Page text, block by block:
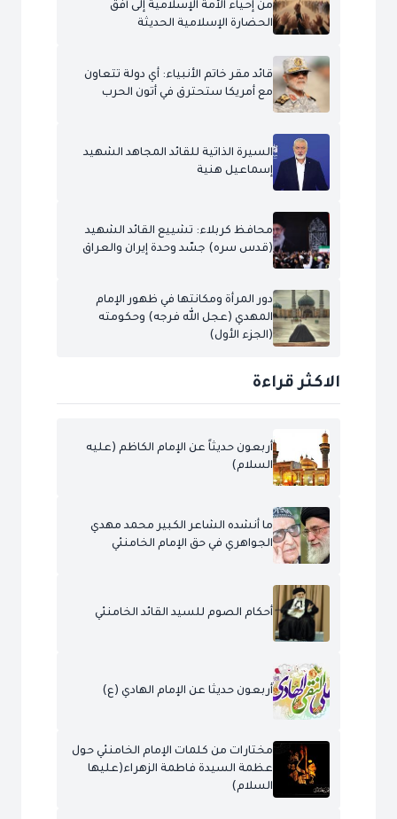
من إحياء الأمة الإسلامية إلى أفق
الحضارة الإسلامية الحديثة
قائد مقر خاتم الأنبياء: أي دولة تتعاون
مع أمريكا ستحترق في أتون الحرب
السيرة الذاتية للقائد المجاهد الشهيد
إسماعيل هنية
محافظ كربلاء: تشييع القائد الشهيد
(قدس سره) جسّد وحدة إيران والعراق
دور المرأة ومكانتها في ظهور الإمام
المهدي (عجل الله فرجه) وحكومته
(الجزء الأول)
الاكثر قراءة
أربعون حديثاً عن الإمام الكاظم (عليه
السلام)
ما أنشده الشاعر الكبير محمد مهدي
الجواهري في حق الإمام الخامنئي
أحكام الصوم للسيد القائد الخامنئي
أربعون حديثا عن الإمام الهادي (ع)
مختارات من كلمات الإمام الخامنئي حول
عظمة السيدة فاطمة الزهراء(عليها
السلام)